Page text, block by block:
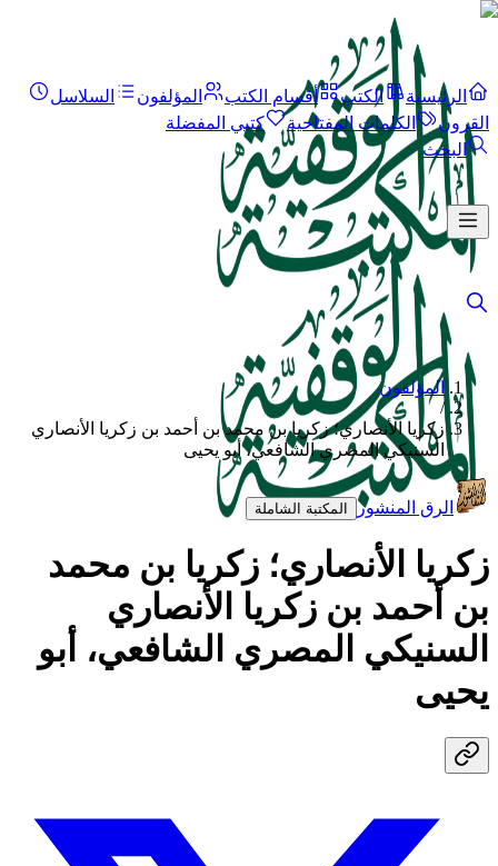
الرئيسية الكتب أقسام الكتب المؤلفون
السلاسل
القرون
الكلمات المفتاحية
كتبي المفضلة
البحث
المؤلفون
/
زكريا الأنصاري؛ زكريا بن محمد بن أحمد بن زكريا الأنصاري
السنيكي المصري الشافعي، أبو يحيى
الرق المنشور المكتبة الشاملة
زكريا الأنصاري؛ زكريا بن محمد
بن أحمد بن زكريا الأنصاري
السنيكي المصري الشافعي، أبو
يحيى